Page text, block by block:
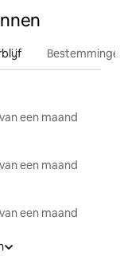
een maand
een maand
een maand